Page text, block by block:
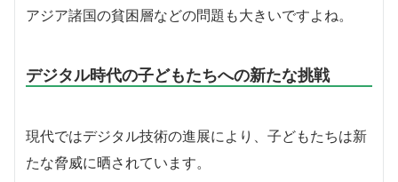
アジア諸国の貧困層などの問題も大きいですよね。
デジタル時代の子どもたちへの新たな挑戦
現代ではデジタル技術の進展により、子どもたちは新
たな脅威に晒されています。